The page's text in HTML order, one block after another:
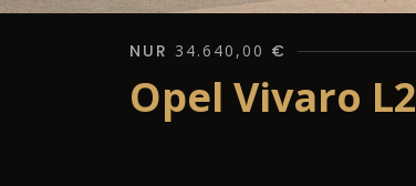
NUR 34.640,00 €
Opel Vivaro